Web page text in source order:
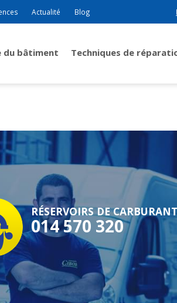
Actualité Blog
du bâtiment Techniques de
RÉSERVOIRS DE CARBURANT
014 570 320